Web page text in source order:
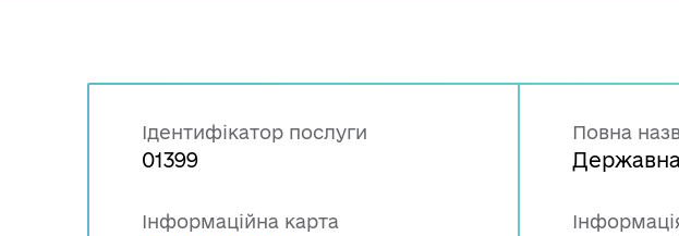
Ідентифікатор послуги
01399
Інформаційна карта
Повна